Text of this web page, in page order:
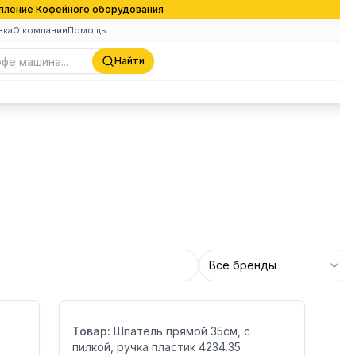
Кофейного оборудования
О компанииПомощь
Найти
Все бренды
Товар: Шпатель прямой 35см, с
пилкой, ручка пластик 4234.35